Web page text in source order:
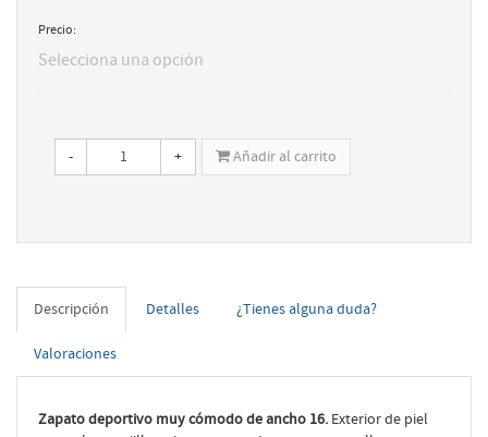
Precio:
Selecciona una opción
- + Añadir al carrito
Descripción Detalles ¿Tienes alguna duda?
Valoraciones
Zapato deportivo muy cómodo de ancho 16. Exterior de piel